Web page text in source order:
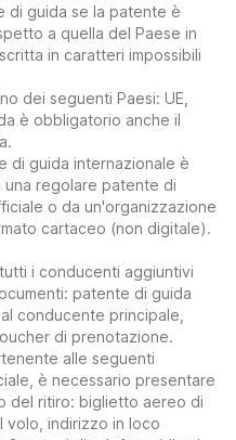
di guida se la patente è
a quella del Paese in
in caratteri impossibili
dei seguenti Paesi: UE,
è obbligatorio anche il
di guida internazionale è
una regolare patente di
o da un'organizzazione
cartaceo (non digitale).
i conducenti aggiuntivi
patente di guida
conducente principale,
di prenotazione.
alle seguenti
è necessario presentare
del ritiro: biglietto aereo di
volo, indirizzo in loco